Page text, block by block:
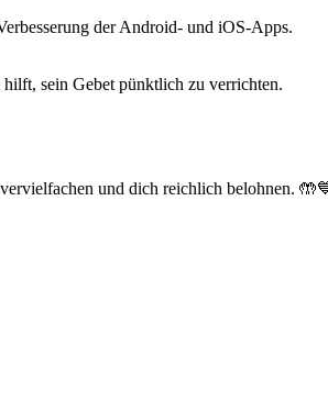
der Android- und iOS-Apps.
sein Gebet pünktlich zu verrichten.
und dich reichlich belohnen.